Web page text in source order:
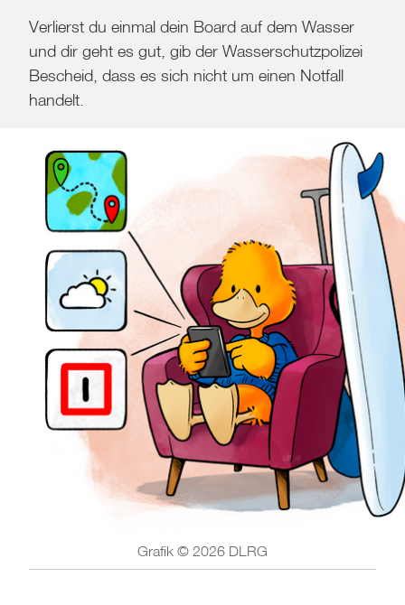
Verlierst du einmal dein Board auf dem Wasser
und dir geht es gut, gib der Wasserschutzpolizei
Bescheid, dass es sich nicht um einen Notfall
handelt.
Grafik © 2026 DLRG